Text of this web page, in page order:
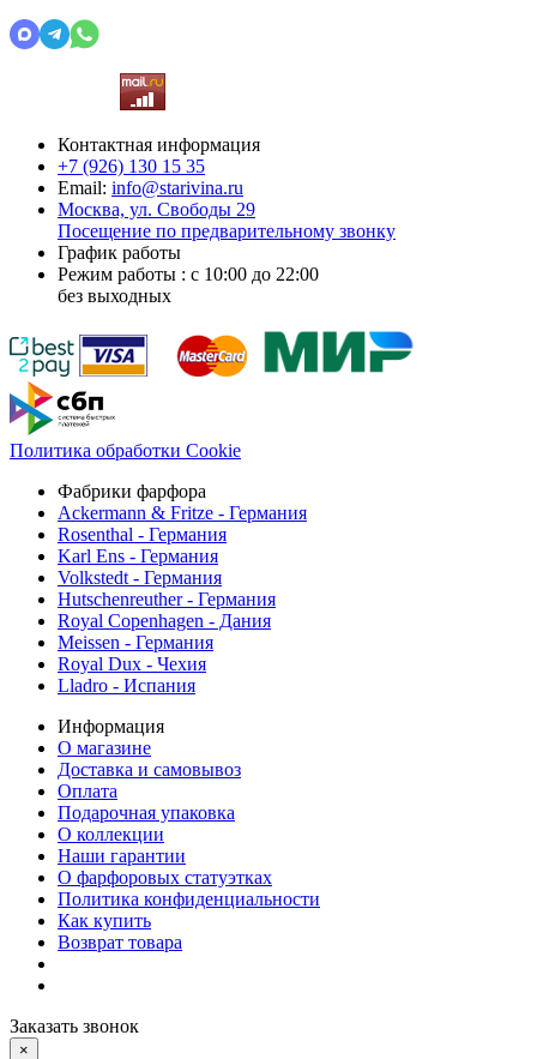
Контактная информация
+7 (926) 130 15 35
Email: info@starivina.ru
Москва, ул. Свободы 29
Посещение по предварительному звонку
График работы
Режим работы : с 10:00 до 22:00
без выходных
Политика обработки Cookie
Фабрики фарфора
Ackermann & Fritze - Германия
Rosenthal - Германия
Karl Ens - Германия
Volkstedt - Германия
Hutschenreuther - Германия
Royal Copenhagen - Дания
Meissen - Германия
Royal Dux - Чехия
Lladro - Испания
Информация
О магазине
Доставка и самовывоз
Оплата
Подарочная упаковка
О коллекции
Наши гарантии
О фарфоровых статуэтках
Политика конфиденциальности
Как купить
Возврат товара
Заказать звонок
×